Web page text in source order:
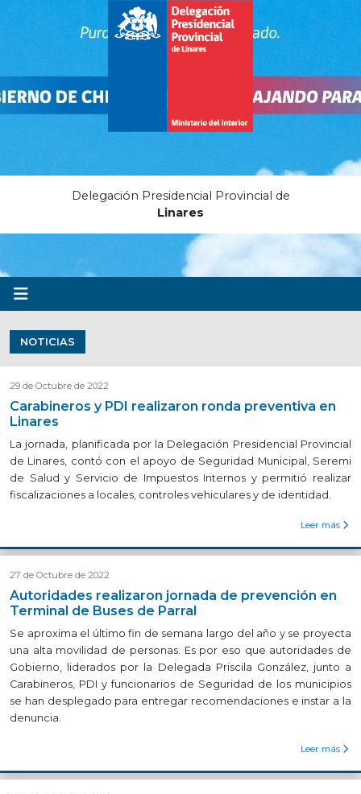
Delegación Presidencial Provincial de
Linares
NOTICIAS
29 de Octubre de 2022
Carabineros y PDI realizaron ronda preventiva en
Linares
La jornada, planificada por la Delegación Presidencial Provincial
de Linares, contó con el apoyo de Seguridad Municipal, Seremi
de Salud y Servicio de Impuestos Internos y permitió realizar
fiscalizaciones a locales, controles vehiculares y de identidad.
Leer más
27 de Octubre de 2022
Autoridades realizaron jornada de prevención en
Terminal de Buses de Parral
Se aproxima el último fin de semana largo del año y se proyecta
una alta movilidad de personas. Es por eso que autoridades de
Gobierno, liderados por la Delegada Priscila González, junto a
Carabineros, PDI y funcionarios de Seguridad de los municipios
se han desplegado para entregar recomendaciones e instar a la
denuncia.
Leer más